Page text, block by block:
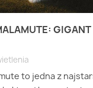
to jedna z